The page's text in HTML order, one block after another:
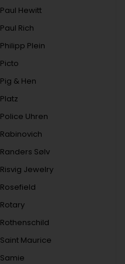
Paul Hewitt
Paul Rich
Philipp Plein
Picto
Pig & Hen
Platz
Police Uhren
Rabinovich
Randers Sølv
Risvig Jewelry
Rosefield
Rotary
Rothenschild
Saint Maurice
Samie